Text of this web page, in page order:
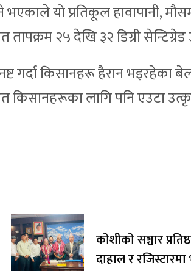
यो प्रतिकूल हावापानी,
२५ देखि ३२ डिग्री सेन्टिग्रेड
गर्दा किसानहरू हैरान भइरहेका
लागि पनि एउटा
कोशीको सञ्चार
दाहाल र रजिस्टारमा